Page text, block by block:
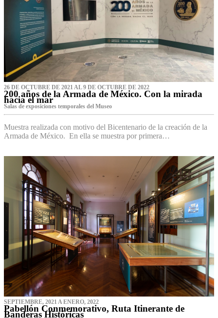
26 DE OCTUBRE DE 2021 AL 9 DE OCTUBRE DE 2022
200 años de la Armada de México. Con la mirada
hacia el mar
Salas de exposiciones temporales del Museo‌
Muestra realizada con motivo del Bicentenario de la creación de la
Armada de México. En ella se muestra por primera…
SEPTIEMBRE, 2021 A ENERO, 2022
Pabellón Conmemorativo, Ruta Itinerante de
Banderas Históricas